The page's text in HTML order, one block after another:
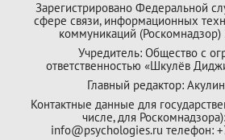
Зарегистрировано Федеральной
сфере связи, информационных
коммуникаций (Роскомнадзор)
Учредитель: Общество с
ответственностью «Шкулёв
Главный редактор:
Контактные данные для
числе, для
info@psychologies.ru телефон: